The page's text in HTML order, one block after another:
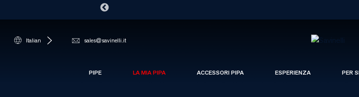
Italian sales@savinelli.it
PIPE LA MIA PIPA ACCESSORI PIPA ESPERIENZA PER